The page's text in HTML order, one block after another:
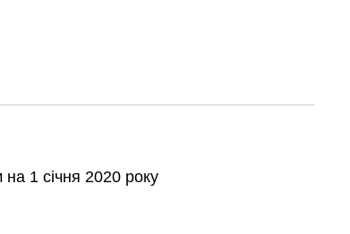
на 1 січня 2020 року